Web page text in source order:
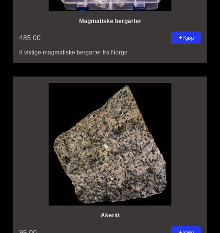
Magmatiske bergarter
485,00 Kjøp
8 viktige magmatiske bergarter fra Norge
Akeritt